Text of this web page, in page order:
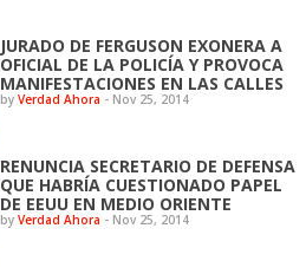
JURADO DE FERGUSON EXONERA A
OFICIAL DE LA POLICÍA Y PROVOCA
MANIFESTACIONES EN LAS CALLES
byVerdad Ahora - Nov 25, 2014
RENUNCIA SECRETARIO DE DEFENSA
QUE HABRÍA CUESTIONADO PAPEL
DE EEUU EN MEDIO ORIENTE
byVerdad Ahora - Nov 25, 2014